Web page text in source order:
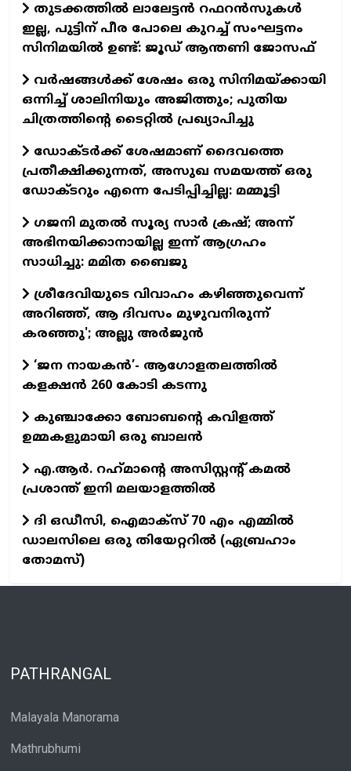
തുടക്കത്തില്‍ ലാലേട്ടന്‍ റഫറന്‍സുകള്‍
ഇല്ല, പുട്ടിന് പീര പോലെ കുറച്ച് സംഘട്ടനം
സിനിമയില്‍ ഉണ്ട്: ജൂഡ് ആന്തണി ജോസഫ്
വര്‍ഷങ്ങള്‍ക്ക് ശേഷം ഒരു സിനിമയ്ക്കായി
ഒന്നിച്ച് ശാലിനിയും അജിത്തും; പുതിയ
ചിത്രത്തിന്റെ ടൈറ്റില്‍ പ്രഖ്യാപിച്ചു
ഡോക്ടര്‍ക്ക് ശേഷമാണ് ദൈവത്തെ
പ്രതീക്ഷിക്കുന്നത്, അസുഖ സമയത്ത് ഒരു
ഡോക്ടറും എന്നെ പേടിപ്പിച്ചില്ല: മമ്മൂട്ടി
ഗജനി മുതല്‍ സൂര്യ സാര്‍ ക്രഷ്; അന്ന്
അഭിനയിക്കാനായില്ല ഇന്ന് ആഗ്രഹം
സാധിച്ചു: മമിത ബൈജു
ശ്രീദേവിയുടെ വിവാഹം കഴിഞ്ഞുവെന്ന്
അറിഞ്ഞ്, ആ ദിവസം മുഴുവനിരുന്ന്
കരഞ്ഞു'; അല്ലു അര്‍ജുന്‍
‘ജന നായകൻ’- ആഗോളതലത്തിൽ
കളക്ഷൻ 260 കോടി കടന്നു
കുഞ്ചാക്കോ ബോബന്റെ കവിളത്ത്
ഉമ്മകളുമായി ഒരു ബാലന്‍
എ.ആര്‍. റഹ്‌മാന്റെ അസിസ്റ്റന്റ് കമല്‍
പ്രശാന്ത് ഇനി മലയാളത്തില്‍
ദി ഒഡീസി, ഐമാക്സ് 70 എം എമ്മിൽ
ഡാലസിലെ ഒരു തിയേറ്ററിൽ (ഏബ്രഹാം
തോമസ്)
PATHRANGAL
Malayala Manorama
Mathrubhumi